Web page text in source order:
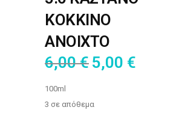
ΚΟΚΚΙΝΟ
ΑΝΟΙΧΤΟ
6,00€ 5,00 €
100ml
3 σε απόθεμα